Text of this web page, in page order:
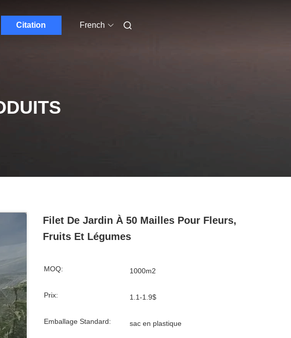
Citation French
Filet De Jardin À 50 Mailles Pour Fleurs,
Fruits Et Légumes
MOQ: 1000m2
Prix: 1.1-1.9$
Emballage Standard: sac en plastique